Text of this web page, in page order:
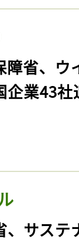
障省、ウ
企業43社
、サステ